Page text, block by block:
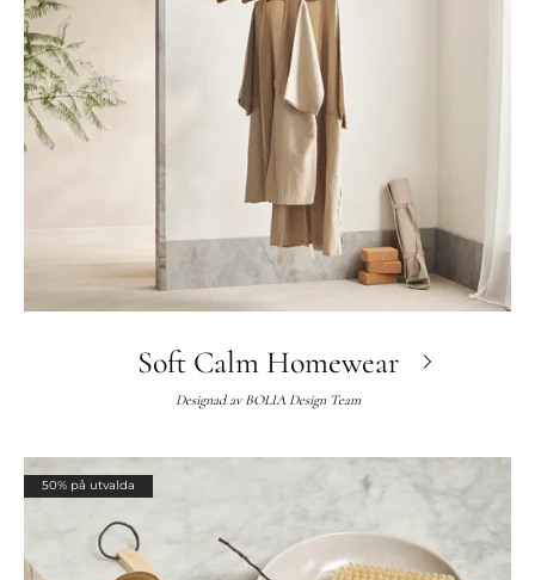
Soft Calm Homewear
Designad av BOLIA Design Team
50% på utvalda